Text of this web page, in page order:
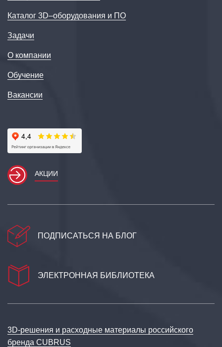
Каталог 3D–оборудования и ПО
Задачи
О компании
Обучение
Вакансии
АКЦИИ
ПОДПИСАТЬСЯ НА БЛОГ
ЭЛЕКТРОННАЯ БИБЛИОТЕКА
3D‑решения и расходные материалы российского
бренда CUBRUS